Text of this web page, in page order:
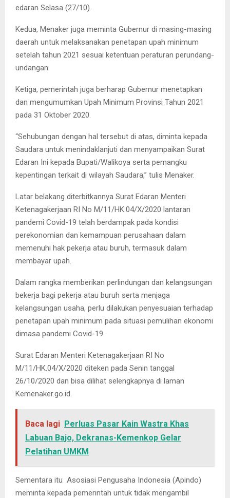
edaran Selasa (27/10).
Kedua, Menaker juga meminta Gubernur di masing-masing
daerah untuk melaksanakan penetapan upah minimum
setelah tahun 2021 sesuai ketentuan peraturan perundang-
undangan.
Ketiga, pemerintah juga berharap Gubernur menetapkan
dan mengumumkan Upah Minimum Provinsi Tahun 2021
pada 31 Oktober 2020.
“Sehubungan dengan hal tersebut di atas, diminta kepada
Saudara untuk menindaklanjuti dan menyampaikan Surat
Edaran Ini kepada Bupati/Walikoya serta pemangku
kepentingan terkait di wilayah Saudara,” tulis Menaker.
Latar belakang diterbitkannya Surat Edaran Menteri
Ketenagakerjaan RI No M/11/HK.04/X/2020 lantaran
pandemi Covid-19 telah berdampak pada kondisi
perekonomian dan kemampuan perusahaan dalam
memenuhi hak pekerja atau buruh, termasuk dalam
membayar upah.
Dalam rangka memberikan perlindungan dan kelangsungan
bekerja bagi pekerja atau buruh serta menjaga
kelangsungan usaha, perlu dilakukan penyesuaian terhadap
penetapan upah minimum pada situasi pemulihan ekonomi
dimasa pandemi Covid-19.
Surat Edaran Menteri Ketenagakerjaan RI No
M/11/HK.04/X/2020 diteken pada Senin tanggal
26/10/2020 dan bisa dilihat selengkapnya di laman
Kemenaker.go.id.
Baca lagi Perluas Pasar Kain Wastra Khas
Labuan Bajo, Dekranas-Kemenkop Gelar
Pelatihan UMKM
Sementara itu Asosiasi Pengusaha Indonesia (Apindo)
meminta kepada pemerintah untuk tidak mengambil